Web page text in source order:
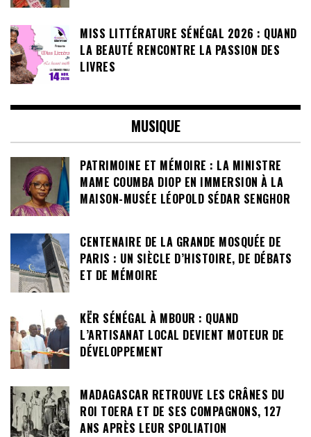
MISS LITTÉRATURE SÉNÉGAL 2026 : QUAND
LA BEAUTÉ RENCONTRE LA PASSION DES
LIVRES
MUSIQUE
PATRIMOINE ET MÉMOIRE : LA MINISTRE
MAME COUMBA DIOP EN IMMERSION À LA
MAISON-MUSÉE LÉOPOLD SÉDAR SENGHOR
CENTENAIRE DE LA GRANDE MOSQUÉE DE
PARIS : UN SIÈCLE D’HISTOIRE, DE DÉBATS
ET DE MÉMOIRE
KËR SÉNÉGAL À MBOUR : QUAND
L’ARTISANAT LOCAL DEVIENT MOTEUR DE
DÉVELOPPEMENT
MADAGASCAR RETROUVE LES CRÂNES DU
ROI TOERA ET DE SES COMPAGNONS, 127
ANS APRÈS LEUR SPOLIATION